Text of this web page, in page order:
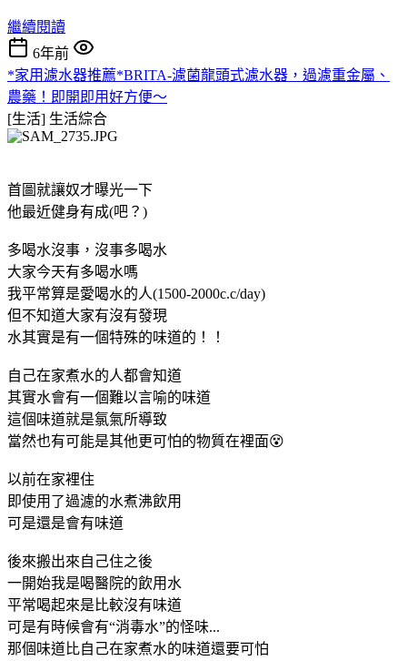
繼續閱讀
6年前
*家用濾水器推薦*BRITA-濾菌龍頭式濾水器，過濾重金屬、
農藥！即開即用好方便～
[生活] 生活綜合
首圖就讓奴才曝光一下
他最近健身有成(吧？)
多喝水沒事，沒事多喝水
大家今天有多喝水嗎
我平常算是愛喝水的人(1500-2000c.c/day)
但不知道大家有沒有發現
水其實是有一個特殊的味道的！！
自己在家煮水的人都會知道
其實水會有一個難以言喻的味道
這個味道就是氯氣所導致
當然也有可能是其他更可怕的物質在裡面😵
以前在家裡住
即使用了過濾的水煮沸飲用
可是還是會有味道
後來搬出來自己住之後
一開始我是喝醫院的飲用水
平常喝起來是比較沒有味道
可是有時候會有“消毒水”的怪味...
那個味道比自己在家煮水的味道還要可怕